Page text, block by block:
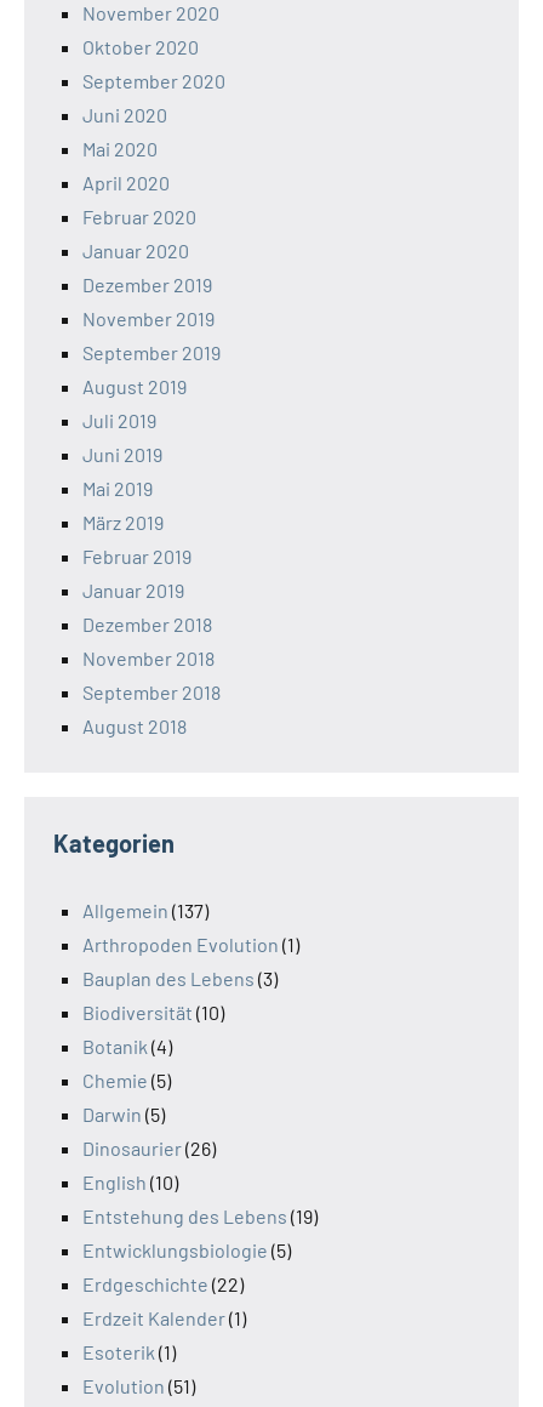
November 2020
Oktober 2020
September 2020
Juni 2020
Mai 2020
April 2020
Februar 2020
Januar 2020
Dezember 2019
November 2019
September 2019
August 2019
Juli 2019
Juni 2019
Mai 2019
März 2019
Februar 2019
Januar 2019
Dezember 2018
November 2018
September 2018
August 2018
Kategorien
Allgemein (137)
Arthropoden Evolution (1)
Bauplan des Lebens (3)
Biodiversität (10)
Botanik (4)
Chemie (5)
Darwin (5)
Dinosaurier(26)
English (10)
Entstehung des Lebens (19)
Entwicklungsbiologie (5)
Erdgeschichte (22)
Erdzeit Kalender(1)
Esoterik (1)
Evolution (51)